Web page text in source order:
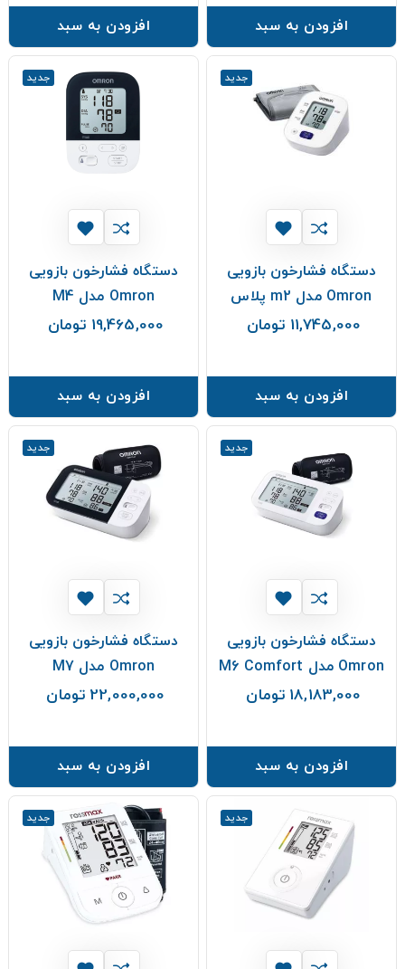
افزودن به سبد افزودن به سبد
جدید
دستگاه فشارخون بازویی
Omron مدل m2 پلاس
11,745,000 تومان
افزودن به سبد
جدید
دستگاه فشارخون بازویی
Omron مدل M4
19,465,000 تومان
افزودن به سبد
جدید
دستگاه فشارخون بازویی
Omron مدل M6 Comfort
18,183,000 تومان
افزودن به سبد
جدید
دستگاه فشارخون بازویی
Omron مدل M7
22,000,000 تومان
افزودن به سبد
جدید جدید